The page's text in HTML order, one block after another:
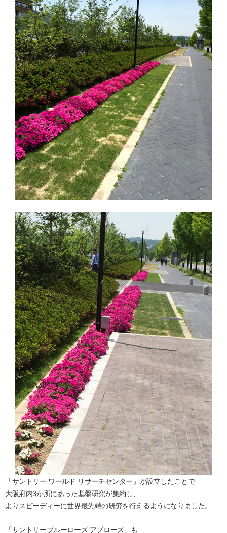
「サントリー ワールド リサーチセンター」が設立したことで
大阪府内3か所にあった基盤研究が集約し、
よりスピーディーに世界最先端の研究を行えるようになりました。
「サントリーブルーローズ アプローズ」も